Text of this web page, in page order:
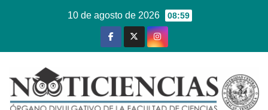
10 de agosto de 2026 08:59